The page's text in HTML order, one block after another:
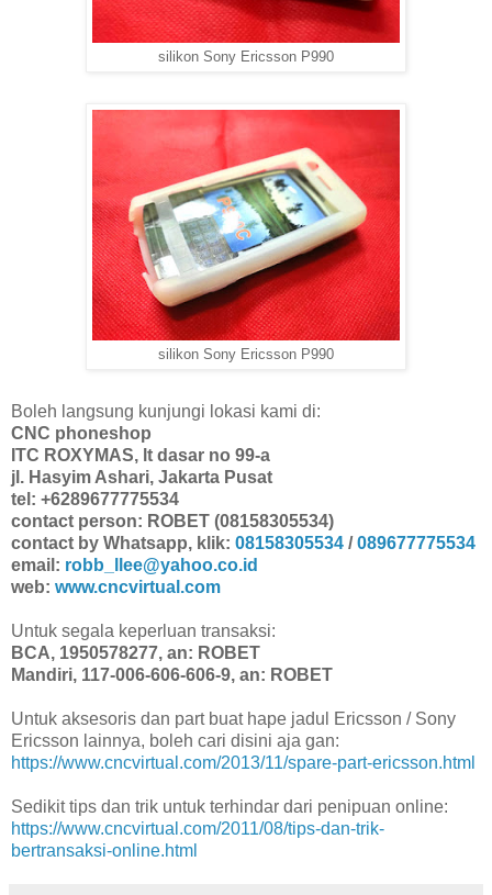
silikon Sony Ericsson P990
silikon Sony Ericsson P990
Boleh langsung kunjungi lokasi kami di:
CNC phoneshop
ITC ROXYMAS, lt dasar no 99-a
jl. Hasyim Ashari, Jakarta Pusat
tel: +6289677775534
contact person: ROBET (08158305534)
contact by Whatsapp, klik: 08158305534 /089677775534
email: robb_llee@yahoo.co.id
web: www.cncvirtual.com
Untuk segala keperluan transaksi:
BCA, 1950578277, an: ROBET
Mandiri, 117-006-606-606-9, an: ROBET
Untuk aksesoris dan part buat hape jadul Ericsson / Sony
Ericsson lainnya, boleh cari disini aja gan:
https://www.cncvirtual.com/2013/11/spare-part-ericsson.html
Sedikit tips dan trik untuk terhindar dari penipuan online:
https://www.cncvirtual.com/2011/08/tips-dan-trik-
bertransaksi-online.html